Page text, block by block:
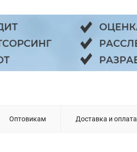
Оптовикам Доставка и оплата